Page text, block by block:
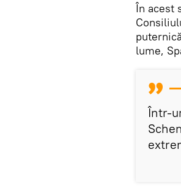
În acest
lume,
Într-